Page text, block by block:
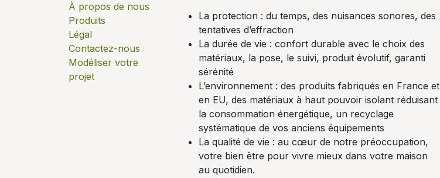
À propos de nous
Produits
Légal
Contactez-nous
Modéliser votre
projet
La protection : du temps, des nuisances sonores, des
tentatives d’effraction
La durée de vie : confort durable avec le choix des
matériaux, la pose, le suivi, produit évolutif, garanti
sérénité
L’environnement : des produits fabriqués en France et
en EU, des matériaux à haut pouvoir isolant réduisant
la consommation énergétique, un recyclage
systématique de vos anciens équipements
La qualité de vie : au cœur de notre préoccupation,
votre bien être pour vivre mieux dans votre maison
au quotidien.